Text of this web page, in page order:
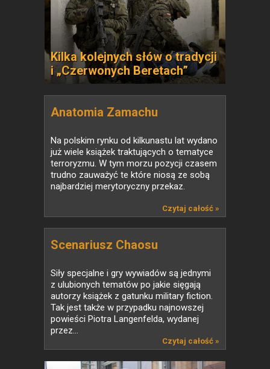
Kilka kolejnych słów o tradycji
i „Czerwonych Beretach”
Anatomia Zamachu
Na polskim rynku od kilkunastu lat wydano
już wiele książek traktujących o tematyce
terroryzmu. W tym morzu pozycji czasem
trudno zauważyć te które niosą ze sobą
najbardziej merytoryczny przekaz.
Czytaj całość »
Scenariusz Chaosu
Siły specjalne i gry wywiadów są jednymi
z ulubionych tematów po jakie sięgają
autorzy książek z gatunku military fiction.
Tak jest także w przypadku najnowszej
powieści Piotra Langenfelda, wydanej
przez...
Czytaj całość »